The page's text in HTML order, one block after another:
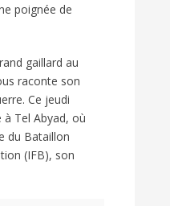
poignée de
gaillard au
raconte son
Ce jeudi
à Tel Abyad, où
du Bataillon
(IFB), son